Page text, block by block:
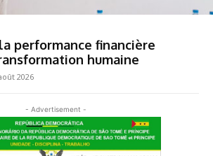
performance financière
humaine
2026
- Advertisement -